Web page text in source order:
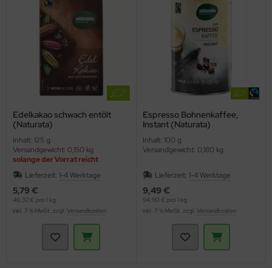
Edelkakao schwach entölt
(Naturata)
Inhalt: 125 g
Versandgewicht: 0,150 kg
solange der Vorrat reicht
Staffelpreise
Lieferzeit: 1-4 Werktage
5,79 €
46,32 € pro 1 kg
inkl. 7 % MwSt. zzgl. Versandkosten
Espresso Bohnenkaffee,
Instant (Naturata)
Inhalt: 100 g
Versandgewicht: 0,180 kg
Lieferzeit: 1-4 Werktage
9,49 €
94,90 € pro 1 kg
inkl. 7 % MwSt. zzgl. Versandkosten